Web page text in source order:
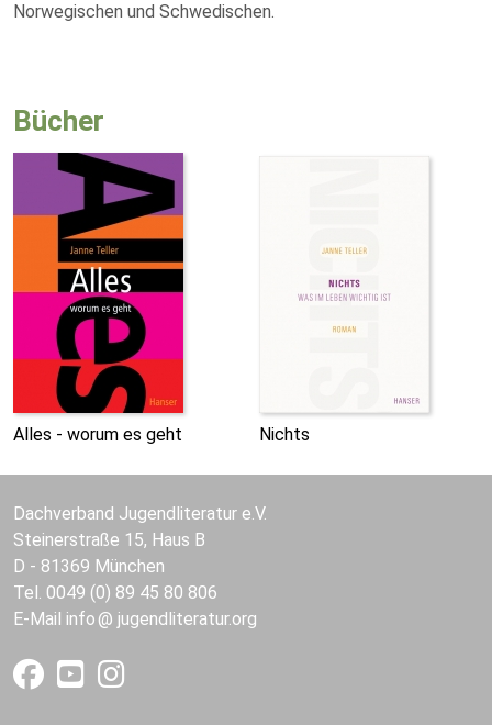
Norwegischen und Schwedischen.
Bücher
Alles - worum es geht Nichts
Dachverband Jugendliteratur e.V.
Steinerstraße 15, Haus B
D - 81369 München
Tel. 0049 (0) 89 45 80 806
E-Mail info jugendliteratur.org